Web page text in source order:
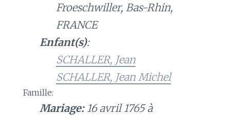
Froeschwiller, Bas-Rhin,
FRANCE
Enfant(s):
SCHALLER, Jean
SCHALLER, Jean Michel
Famille:
Mariage:16 avril 1765 à